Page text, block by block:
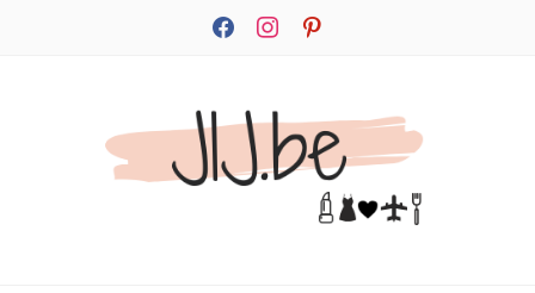
facebookinstagrampinterest